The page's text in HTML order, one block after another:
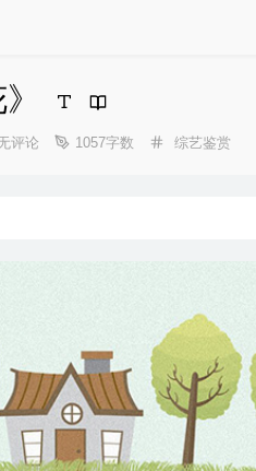
评论 1057字数
分
综艺鉴赏